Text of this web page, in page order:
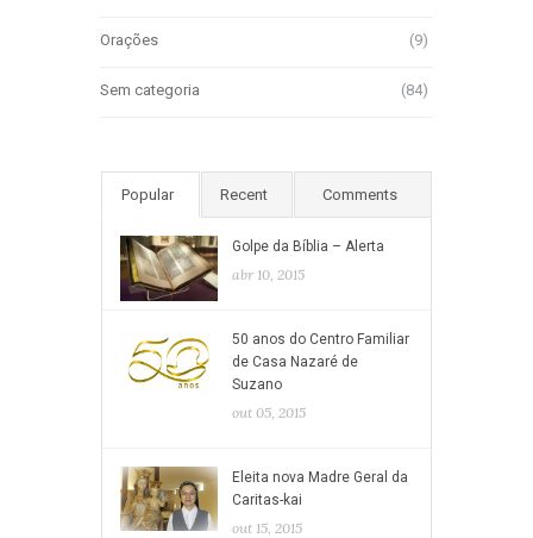
Orações (9)
Sem categoria (84)
Popular Recent Comments
Golpe da Bíblia – Alerta
abr 10, 2015
50 anos do Centro Familiar
de Casa Nazaré de
Suzano
out 05, 2015
Eleita nova Madre Geral da
Caritas-kai
out 15, 2015